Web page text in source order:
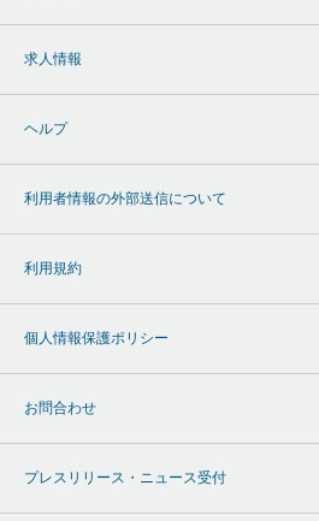
求人情報
ヘルプ
利用者情報の外部送信について
利用規約
個人情報保護ポリシー
お問合わせ
プレスリリース・ニュース受付